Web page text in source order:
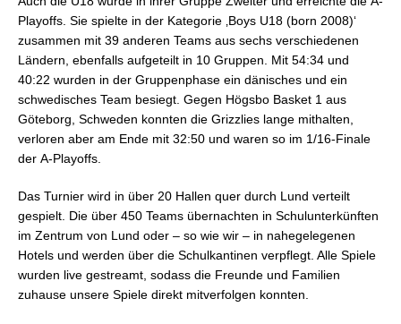
Playoffs. Sie spielte in der Kategorie ‚Boys U18 (born 2008)‘
zusammen mit 39 anderen Teams aus sechs verschiedenen
Ländern, ebenfalls aufgeteilt in 10 Gruppen. Mit 54:34 und
40:22 wurden in der Gruppenphase ein dänisches und ein
schwedisches Team besiegt. Gegen Högsbo Basket 1 aus
Göteborg, Schweden konnten die Grizzlies lange mithalten,
verloren aber am Ende mit 32:50 und waren so im 1/16-Finale
der A-Playoffs.
Das Turnier wird in über 20 Hallen quer durch Lund verteilt
gespielt. Die über 450 Teams übernachten in Schulunterkünften
im Zentrum von Lund oder – so wie wir – in nahegelegenen
Hotels und werden über die Schulkantinen verpflegt. Alle Spiele
wurden live gestreamt, sodass die Freunde und Familien
zuhause unsere Spiele direkt mitverfolgen konnten.